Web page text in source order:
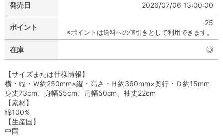
発売日 2026/07/06 13:00:00
ポイント
25
※ポイントは送料への値引きとして利用できます。
在庫 ◎
【サイズまたは仕様情報】
横・幅・Ｗ約250mm×縦・高さ・Ｈ約360mm×奥行・Ｄ約15mm
身丈73cm、身幅55cm、肩幅50cm、袖丈22cm
【素材】
綿100%
【生産国】
中国